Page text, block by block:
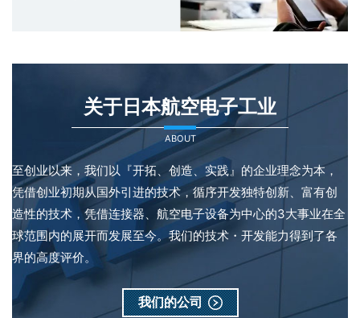
关于日本航空电子工业
ABOUT
至创业以来，我们以『开拓、创造、实践』的企业理念为本，
凭借创业初期从国外引进的技术，循序开发独特创新、富有创
造性的技术，凭借连接器、航空电子设备为中心的3大事业在全
球范围内的展开而发展至今。我们的技术・开发能力得到了各
界的高度评价。
我们的公司